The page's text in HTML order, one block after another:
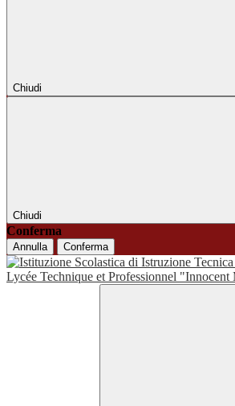
Chiudi
Chiudi
Conferma
Annulla Conferma